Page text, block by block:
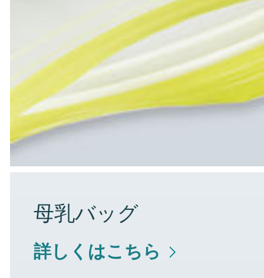
母乳バッグ
詳しくはこちら